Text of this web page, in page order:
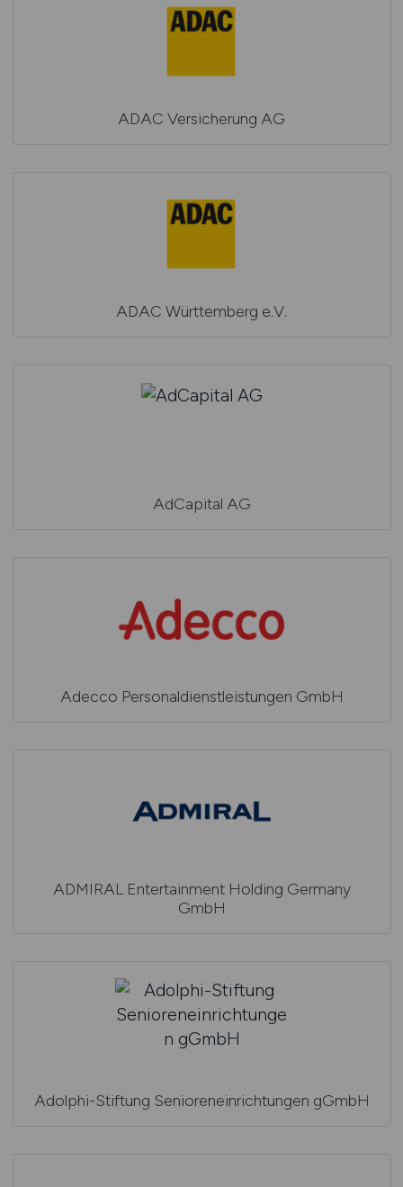
ADAC Versicherung AG
ADAC Württemberg e.V.
AdCapital AG
Adecco Personaldienstleistungen GmbH
ADMIRAL Entertainment Holding Germany
GmbH
Adolphi-Stiftung Senioreneinrichtungen gGmbH